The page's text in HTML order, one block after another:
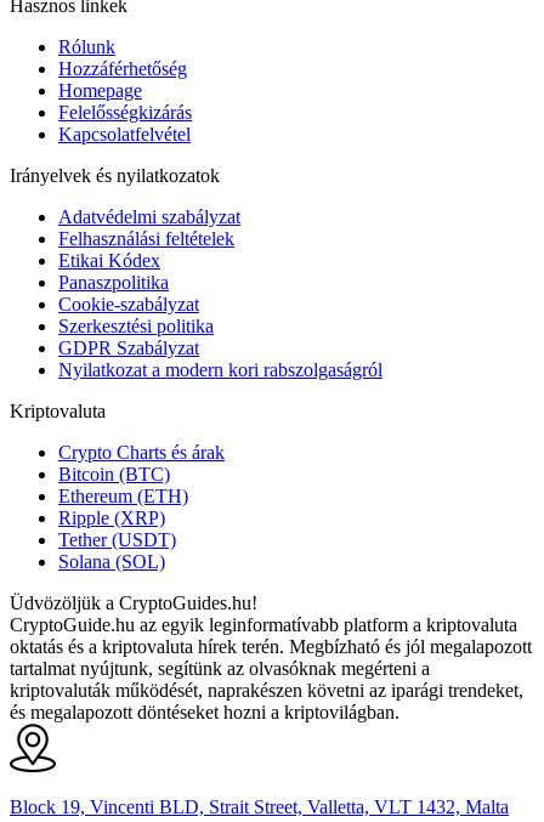
Hasznos linkek
Rólunk
Hozzáférhetőség
Homepage
Felelősségkizárás
Kapcsolatfelvétel
Irányelvek és nyilatkozatok
Adatvédelmi szabályzat
Felhasználási feltételek
Etikai Kódex
Panaszpolitika
Cookie-szabályzat
Szerkesztési politika
GDPR Szabályzat
Nyilatkozat a modern kori rabszolgaságról
Kriptovaluta
Crypto Charts és árak
Bitcoin (BTC)
Ethereum (ETH)
Ripple (XRP)
Tether (USDT)
Solana (SOL)
Üdvözöljük a CryptoGuides.hu!
CryptoGuide.hu az egyik leginformatívabb platform a kriptovaluta
oktatás és a kriptovaluta hírek terén. Megbízható és jól megalapozott
tartalmat nyújtunk, segítünk az olvasóknak megérteni a
kriptovaluták működését, naprakészen követni az iparági trendeket,
és megalapozott döntéseket hozni a kriptovilágban.
Block 19, Vincenti BLD, Strait Street, Valletta, VLT 1432, Malta